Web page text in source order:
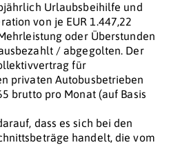
Urlaubsbeihilfe und
von je EUR 1.447,22
oder Überstunden
/ abgegolten. Der
für
privaten Autobusbetrieben
brutto pro Monat (auf Basis
dass es sich bei den
handelt, die vom